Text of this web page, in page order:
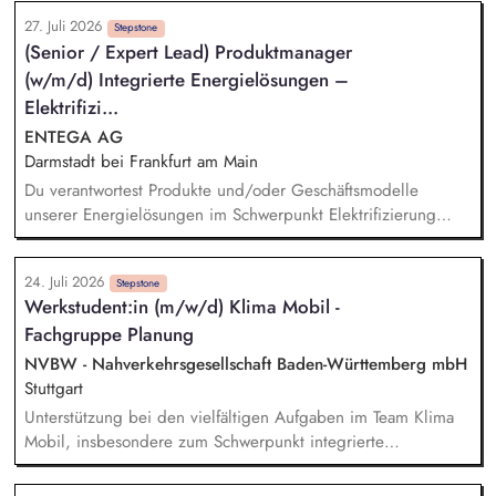
etablieren ein Fortschritts-Monitoring.
interdisziplinären Team aus Umweltgutachtern und
technischen Planern Vorbereitung und Durchführung von
Abstimmungsterminen mit Naturschutz- und Umweltbehörden
Steuerung von Fachgutachtern und Qualitätssicherung der
naturschutzfachlichen Antragsunterlagen Begleitung von
Genehmigungsverfahren in naturschutzfachlichen
Fragestellungen Auswertung und Koordination der
Beantwortung von naturschutzfachlichen Einwendungen aus
dem Genehmigungsverfahren
27. Juli 2026 Stepstone
(Senior / Expert Lead) Produktmanager
(w/m/d) Integrierte Energielösungen –
Elektrifizi...
ENTEGA AG
Darmstadt bei Frankfurt am Main
Du verantwortest Produkte und/oder Geschäftsmodelle
unserer Energielösungen im Schwerpunkt Elektrifizierung
oder Wärmetransformation und entwickelst sie von der
Marktanforderung bis zur Einführung und Skalierung weiter.
Du steuerst den wirtschaftlichen und marktseitigen Erfolg
deiner Produkte anhand relevanter Kennzahlen wie Umsatz,
Ergebnisbeitrag und Kundenakzeptanz und leitest daraus
Maßnahmen ab. Du analysierst Kundenbedürfnisse,
Marktpotenziale, Wettbewerbsstrategien sowie technische und
energiewirtschaftliche Entwicklungen und übersetzt sie in
Produktstrategien, Business Cases und Roadmaps.
24. Juli 2026 Stepstone
Werkstudent:in (m/w/d) Klima Mobil -
Fachgruppe Planung
NVBW - Nahverkehrsgesellschaft Baden-Württemberg mbH
Stuttgart
Unterstützung bei den vielfältigen Aufgaben im Team Klima
Mobil, insbesondere zum Schwerpunkt integrierte
Verkehrsplanung. Eigenständige Koordination und
Durchführung von Teilprojekten. Erstellung von